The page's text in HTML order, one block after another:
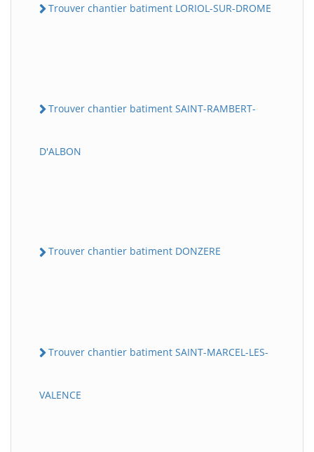
Trouver chantier batiment LORIOL-SUR-DROME
Trouver chantier batiment SAINT-RAMBERT-
D'ALBON
Trouver chantier batiment DONZERE
Trouver chantier batiment SAINT-MARCEL-LES-
VALENCE